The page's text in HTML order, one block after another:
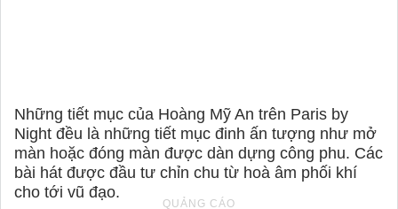
Những tiết mục của Hoàng Mỹ An trên Paris by
Night đều là những tiết mục đinh ấn tượng như mở
màn hoặc đóng màn được dàn dựng công phu. Các
bài hát được đầu tư chỉn chu từ hoà âm phối khí
cho tới vũ đạo.